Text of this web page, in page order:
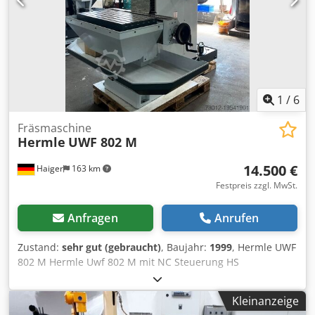
1 / 6
Haiger 163 km
Fräsmaschine
Hermle UWF 802 M
14.500 €
Festpreis zzgl. MwSt.
Anfragen Anrufen
Zustand: sehr gut (gebraucht), Baujahr: 1999, Hermle UWF
802 M Hermle Uwf 802 M mit NC Steuerung HS
zyklengesteuert Baujahr 1998 sehr guter Originalzustand
Die Maschine stammt aus der Ausbildungswerkstatt eines
Renommierten Deutschen Maschinenbau Unternehmens.
Kleinanzeige